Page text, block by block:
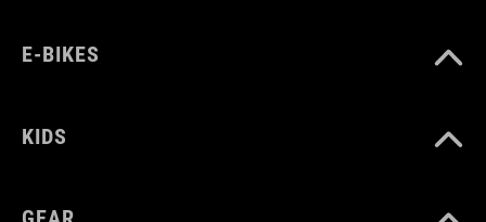
E-BIKES
KIDS